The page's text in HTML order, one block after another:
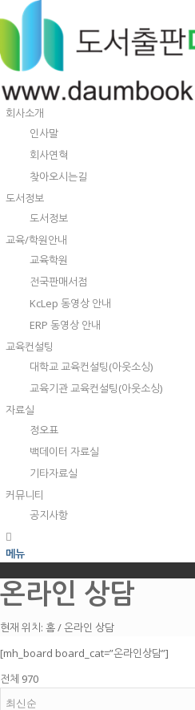
회사소개
인사말
회사연혁
찾아오시는길
도서정보
도서정보
교육/학원안내
교육학원
전국판매서점
KcLep 동영상 안내
ERP 동영상 안내
교육컨설팅
대학교 교육컨설팅(아웃소싱)
교육기관 교육컨설팅(아웃소싱)
자료실
정오표
백데이터 자료실
기타자료실
커뮤니티
공지사항
메뉴
온라인 상담
현재 위치: 홈/온라인 상담
[mh_board board_cat=”온라인상담”]
전체 970